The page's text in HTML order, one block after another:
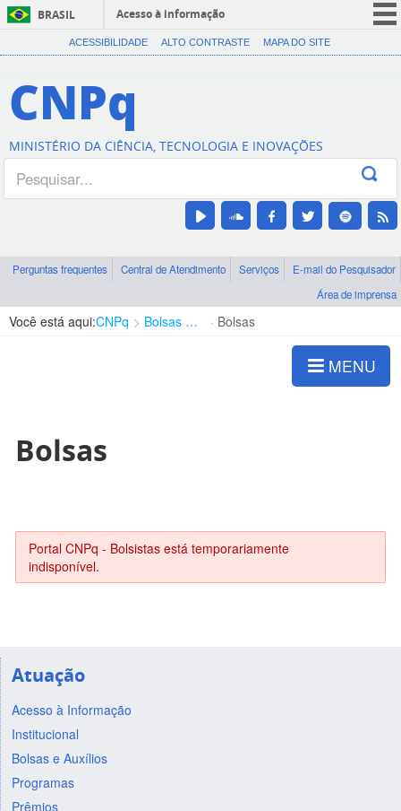
BRASIL
Acesso à informação
CORONAVÍRUS (COVID-19)
Canais
ACESSIBILIDADE ALTO CONTRASTE MAPA DO SITE
CNPq
MINISTÉRIO DA CIÊNCIA, TECNOLOGIA E INOVAÇÕES
Perguntas frequentes Central de Atendimento Serviços
E-mail do Pesquisador
Área de imprensa
Você está aqui:CNPq Bolsas e Auxílios Vigentes Bolsas
MENU
Bolsas
Portal CNPq - Bolsistas está temporariamente
indisponível.
Atuação
Acesso à Informação
Institucional
Bolsas e Auxílios
Programas
Prêmios